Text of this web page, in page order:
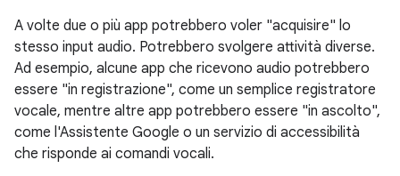
A volte due o più app potrebbero voler "acquisire" lo
stesso input audio. Potrebbero svolgere attività diverse.
Ad esempio, alcune app che ricevono audio potrebbero
essere "in registrazione", come un semplice registratore
vocale, mentre altre app potrebbero essere "in ascolto",
come l'Assistente Google o un servizio di accessibilità
che risponde ai comandi vocali.